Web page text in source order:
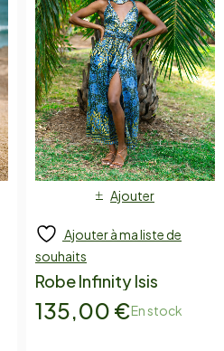
Ajouter
Ajouter à ma liste de
souhaits
Robe Infinity Isis
135,00 €En stock